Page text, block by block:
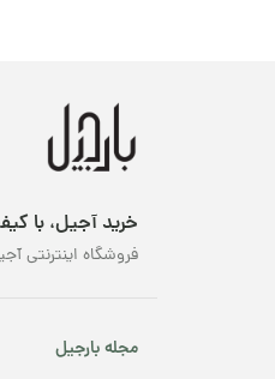
خرید آجیل، با
فروشگاه اینترنتی
مجله بارجیل